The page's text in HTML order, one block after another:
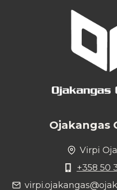
Ojakangas
Virpi
+358 50